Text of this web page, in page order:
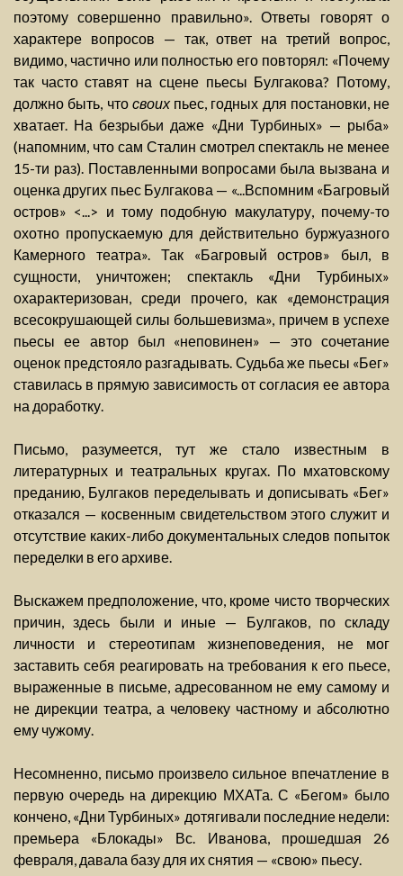
поэтому совершенно правильно». Ответы говорят о
характере вопросов — так, ответ на третий вопрос,
видимо, частично или полностью его повторял: «Почему
так часто ставят на сцене пьесы Булгакова? Потому,
должно быть, что своихпьес, годных для постановки, не
хватает. На безрыбьи даже «Дни Турбиных» — рыба»
(напомним, что сам Сталин смотрел спектакль не менее
15-ти раз). Поставленными вопросами была вызвана и
оценка других пьес Булгакова — «...Вспомним «Багровый
остров» <...> и тому подобную макулатуру, почему-то
охотно пропускаемую для действительно буржуазного
Камерного театра». Так «Багровый остров» был, в
сущности, уничтожен; спектакль «Дни Турбиных»
охарактеризован, среди прочего, как «демонстрация
всесокрушающей силы большевизма», причем в успехе
пьесы ее автор был «неповинен» — это сочетание
оценок предстояло разгадывать. Судьба же пьесы «Бег»
ставилась в прямую зависимость от согласия ее автора
на доработку.
Письмо, разумеется, тут же стало известным в
литературных и театральных кругах. По мхатовскому
преданию, Булгаков переделывать и дописывать «Бег»
отказался — косвенным свидетельством этого служит и
отсутствие каких-либо документальных следов попыток
переделки в его архиве.
Выскажем предположение, что, кроме чисто творческих
причин, здесь были и иные — Булгаков, по складу
личности и стереотипам жизнеповедения, не мог
заставить себя реагировать на требования к его пьесе,
выраженные в письме, адресованном не ему самому и
не дирекции театра, а человеку частному и абсолютно
ему чужому.
Несомненно, письмо произвело сильное впечатление в
первую очередь на дирекцию МХАТа. С «Бегом» было
кончено, «Дни Турбиных» дотягивали последние недели:
премьера «Блокады» Вс. Иванова, прошедшая 26
февраля, давала базу для их снятия — «свою» пьесу.